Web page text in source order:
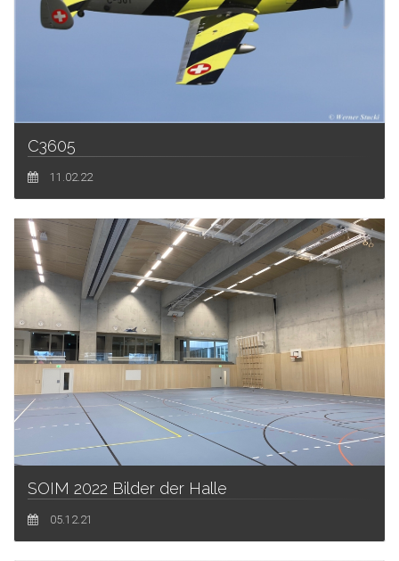
C3605
11.02.22
SOIM 2022 Bilder der Halle
05.12.21